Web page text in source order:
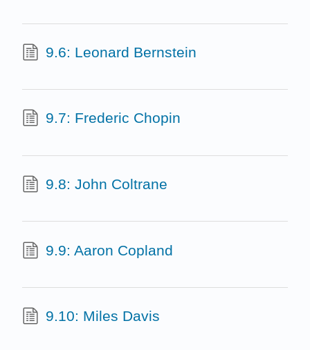
9.6: Leonard Bernstein
9.7: Frederic Chopin
9.8: John Coltrane
9.9: Aaron Copland
9.10: Miles Davis